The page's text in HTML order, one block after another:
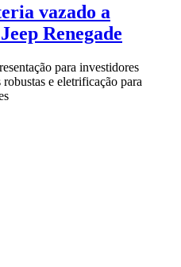
vazado a
Renegade
para investidores
e eletrificação para